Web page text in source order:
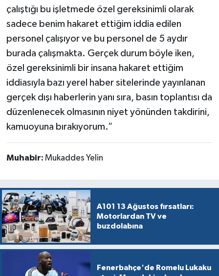
çalıştığı bu işletmede özel gereksinimli olarak
sadece benim hakaret ettiğim iddia edilen
personel çalışıyor ve bu personel de 5 aydır
burada çalışmakta. Gerçek durum böyle iken,
özel gereksinimli bir insana hakaret ettiğim
iddiasıyla bazı yerel haber sitelerinde yayınlanan
gerçek dışı haberlerin yanı sıra, basın toplantısı da
düzenlenecek olmasının niyet yönünden takdirini,
kamuoyuna bırakıyorum.”
Muhabir: Mukaddes Yelin
A101 13 Ağustos fırsatları:
Motorlardan TV ve
buzdolabına
Fenerbahçe'de Romelu Lukaku